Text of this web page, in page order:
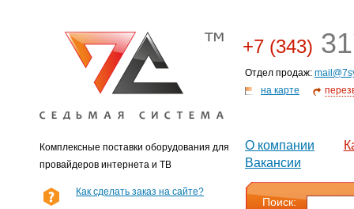
Комплексные поставки оборудования для
провайдеров интернета и ТВ
+7 (343)
Отдел продаж:
на карте
О компании
Вакансии
Как сделать заказ на сайте?
Поиск: